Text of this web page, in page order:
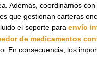
Además, coordinamos
que gestionan carteras
el soporte para envío
de medicamentos
En consecuencia, los